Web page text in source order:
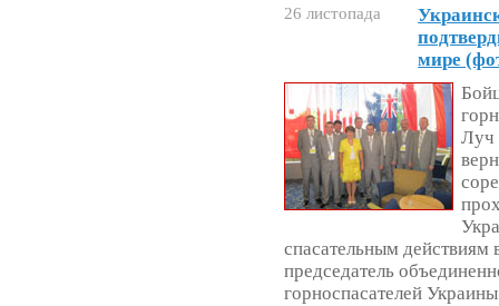
26 листопада
мире
Луч
спасательным
председатель
горноспасателей